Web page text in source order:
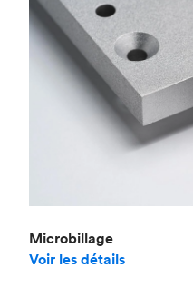
Microbillage
Voir les détails